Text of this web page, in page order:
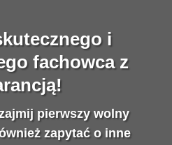
i
fachowca z
pierwszy wolny
zapytać o inne